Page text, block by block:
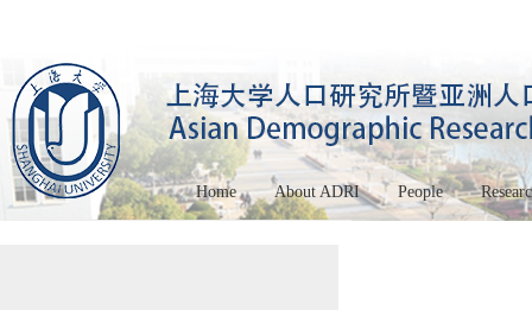
Home About ADRI People